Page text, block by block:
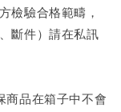
檢驗合格範疇，
斷件）請在私訊
商品在箱子中不會